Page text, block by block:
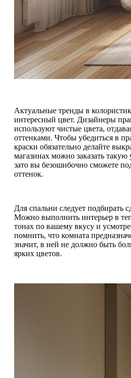
Актуальные тренды в
интересный цвет. Дизайнеры
используют чистые цвета,
оттенками. Чтобы убедиться в
краски обязательно делайте
магазинах можно заказать такую
зато вы безошибочно сможете
оттенок.
Для спальни следует подбирать
Можно выполнить интерьер в
тонах по вашему вкусу и
помнить, что комната
значит, в ней не должно быть
ярких цветов.